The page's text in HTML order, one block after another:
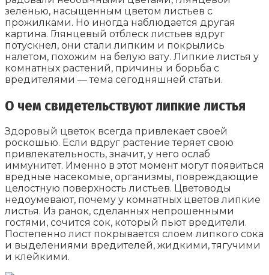
зеленью, насыщенным цветом листьев с
прожилками. Но иногда наблюдается другая
картина. Глянцевый отблеск листьев вдруг
потускнел, они стали липким и покрылись
налетом, похожим на белую вату. Липкие листья у
комнатных растений, причины и борьба с
вредителями — тема сегодняшней статьи.
О чем свидетельствуют липкие листья
Здоровый цветок всегда привлекает своей
роскошью. Если вдруг растение теряет свою
привлекательность, значит, у него ослаб
иммунитет. Именно в этот момент могут появиться
вредные насекомые, организмы, повреждающие
целостную поверхность листьев. Цветоводы
недоумевают, почему у комнатных цветов липкие
листья. Из ранок, сделанных непрошенными
гостями, сочится сок, который пьют вредители.
Постепенно лист покрывается слоем липкого сока
и выделениями вредителей, жидкими, тягучими
и клейкими.